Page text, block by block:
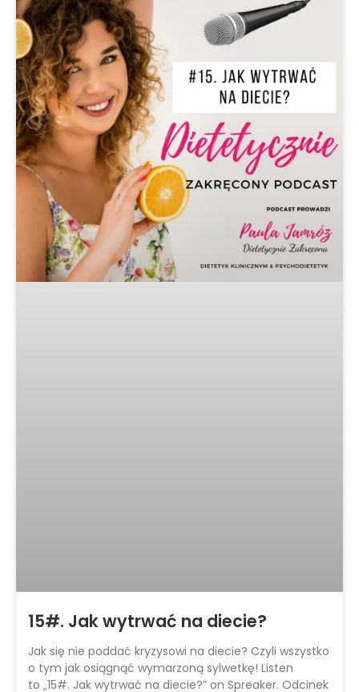
15#. Jak wytrwać na diecie?
Jak się nie poddać kryzysowi na diecie? Czyli wszystko
o tym jak osiągnąć wymarzoną sylwetkę! Listen
to „15#. Jak wytrwać na diecie?” on Spreaker. Odcinek